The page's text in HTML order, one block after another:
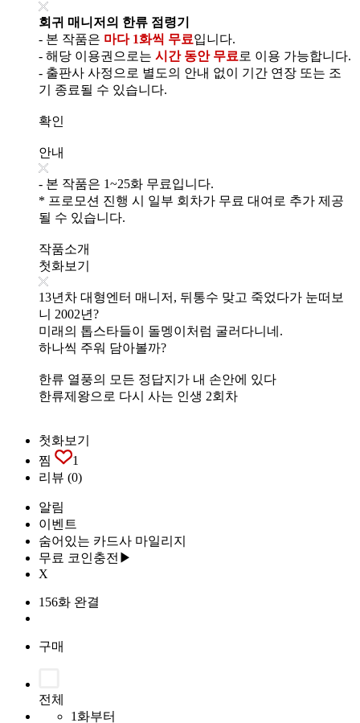
회귀 매니저의 한류 점령기
- 본 작품은 마다 1화씩 무료입니다.
- 해당 이용권으로는 시간 동안 무료 로 이용 가능합니다.
- 출판사 사정으로 별도의 안내 없이 기간 연장 또는 조
기 종료될 수 있습니다.
확인
안내
- 본 작품은 1~25화 무료입니다.
* 프로모션 진행 시 일부 회차가 무료 대여로 추가 제공
될 수 있습니다.
작품소개
첫화보기
13년차 대형엔터 매니저, 뒤통수 맞고 죽었다가 눈떠보
니 2002년?
미래의 톱스타들이 돌멩이처럼 굴러다니네.
하나씩 주워 담아볼까?
한류 열풍의 모든 정답지가 내 손안에 있다
한류제왕으로 다시 사는 인생 2회차
첫화보기
찜
1
리뷰 (0)
알림
이벤트
숨어있는 카드사 마일리지
무료 코인충전▶
X
156화 완결
구매
전체
1화부터